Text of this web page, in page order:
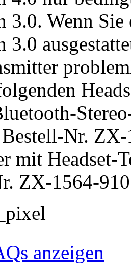
3.0. Wenn Sie
3.0
Bestell-Nr.
mit Headset-
ZX-1564-
anzeigen